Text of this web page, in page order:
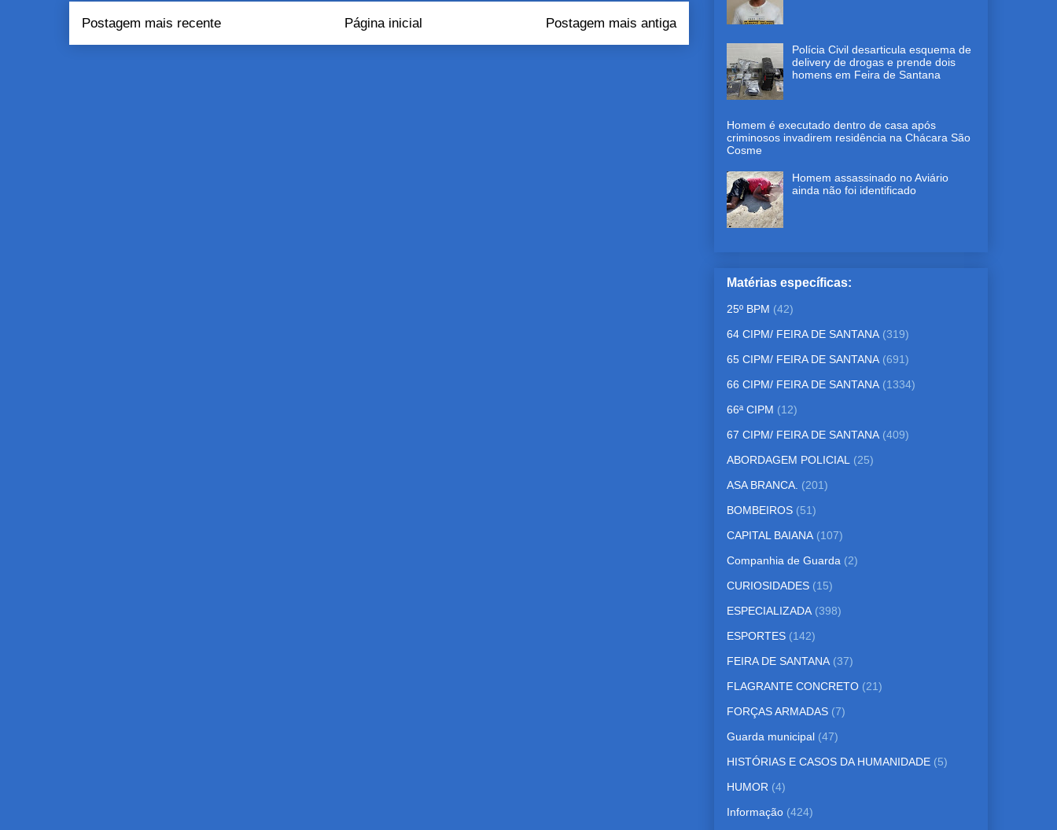
Postagem mais recente Postagem mais antiga
Página inicial
Polícia Civil desarticula esquema de
delivery de drogas e prende dois
homens em Feira de Santana
Homem é executado dentro de casa após
criminosos invadirem residência na Chácara São
Cosme
Homem assassinado no Aviário
ainda não foi identificado
Matérias específicas:
25º BPM (42)
64 CIPM/ FEIRA DE SANTANA (319)
65 CIPM/ FEIRA DE SANTANA (691)
66 CIPM/ FEIRA DE SANTANA (1334)
66ª CIPM (12)
67 CIPM/ FEIRA DE SANTANA (409)
ABORDAGEM POLICIAL (25)
ASA BRANCA. (201)
BOMBEIROS (51)
CAPITAL BAIANA (107)
Companhia de Guarda (2)
CURIOSIDADES (15)
ESPECIALIZADA (398)
ESPORTES (142)
FEIRA DE SANTANA (37)
FLAGRANTE CONCRETO (21)
FORÇAS ARMADAS (7)
Guarda municipal (47)
HISTÓRIAS E CASOS DA HUMANIDADE (5)
HUMOR (4)
Informação (424)